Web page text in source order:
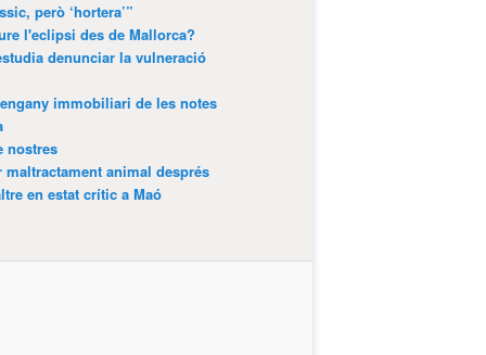
però ‘hortera’”
l'eclipsi des de Mallorca?
denunciar la vulneració
immobiliari de les notes
nostres
animal després
en estat crític a Maó